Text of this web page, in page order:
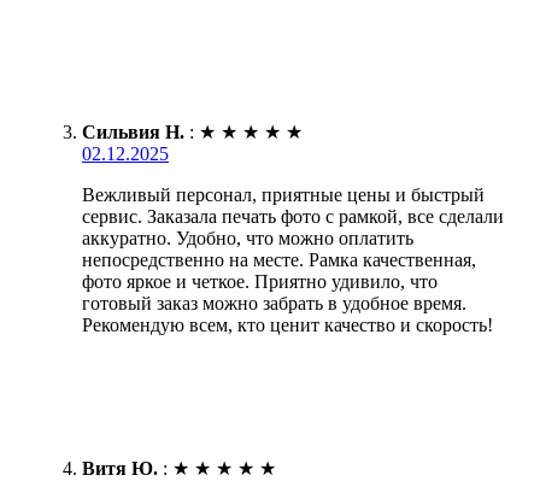
Сильвия Н. : ★ ★ ★ ★ ★
02.12.2025
Вежливый персонал, приятные цены и быстрый
сервис. Заказала печать фото с рамкой, все сделали
аккуратно. Удобно, что можно оплатить
непосредственно на месте. Рамка качественная,
фото яркое и четкое. Приятно удивило, что
готовый заказ можно забрать в удобное время.
Рекомендую всем, кто ценит качество и скорость!
Витя Ю. : ★ ★ ★ ★ ★